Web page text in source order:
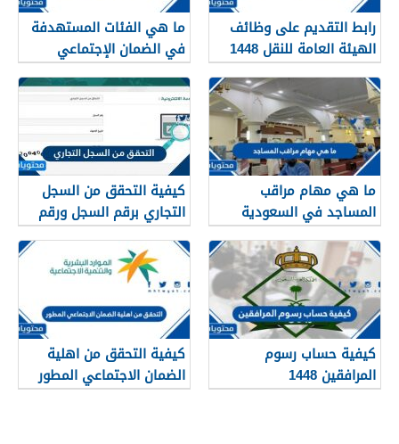
رابط التقديم على وظائف
الهيئة العامة للنقل 1448
في الرياض
ما هي الفئات المستهدفة
في الضمان الإجتماعي
الجديد 1448
ما هي مهام مراقب
المساجد في السعودية
1448
كيفية التحقق من السجل
التجاري برقم السجل ورقم
الهوية 1448
كيفية حساب رسوم
المرافقين 1448
كيفية التحقق من اهلية
الضمان الاجتماعي المطور
1448